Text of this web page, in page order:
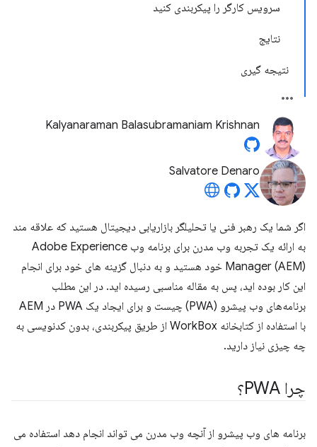
سرویس کارگر را پیکربندی کنید
نتایج
نتیجه گیری
Kalyanaraman Balasubramaniam Krishnan
Salvatore Denaro
اگر شما یک رهبر فنی یا تحلیلگر بازاریابی دیجیتال هستید که علاقه مند
به ارائه یک تجربه وب مدرن برای برنامه وب Adobe Experience
Manager (AEM) خود هستید و به دنبال گزینه های خود برای انجام
این کار بوده اید، پس به مقاله مناسبی رسیده اید. در این مطلب
برنامه‌های وب پیشرو (PWA) چیست و برای ایجاد یک PWA در AEM
با استفاده از کتابخانه WorkBox از طریق پیکربندی، بدون کدنویسی به
چه چیزی نیاز دارید.
چرا PWA؟
برنامه های وب پیشرو از آنچه وب مدرن می تواند انجام دهد استفاده می